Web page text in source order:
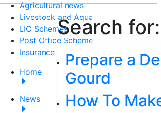
Agricultural news
Livestock and Aqua
LIC Schemes
Post Office Scheme
Insurance
Home
News
Search for:
Prepare a
Gourd
How To